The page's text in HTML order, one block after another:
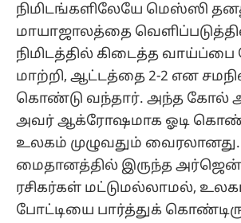
நிமிடங்களிலேயே மெஸ்ஸி
மாயாஜாலத்தை
நிமிடத்தில் கிடைத்த
மாற்றி, ஆட்டத்தை 2-2 என
கொண்டு வந்தார். அந்த கோல்
அவர் ஆக்ரோஷமாக ஓடி
உலகம் முழுவதும் வைரலானது.
மைதானத்தில் இருந்த
ரசிகர்கள் மட்டுமல்லாமல்,
போட்டியை பார்த்துக்